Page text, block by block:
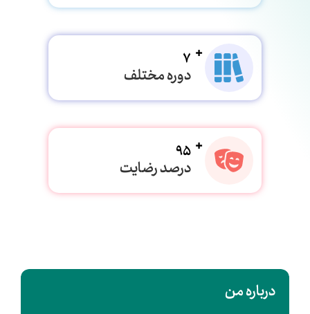
7
دوره مختلف
95
درصد رضایت
درباره من